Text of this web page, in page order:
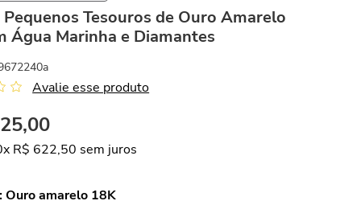
Tesouros de Ouro Amarelo
Água Marinha e Diamantes
Avalie esse produto
,00
x R$ 622,50 sem juros
Ouro amarelo 18K